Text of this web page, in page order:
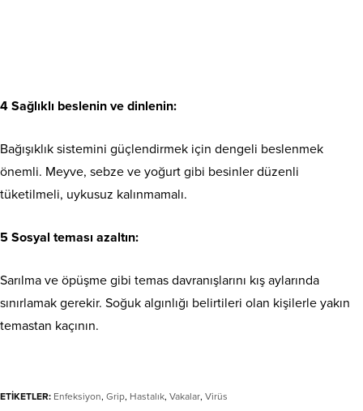
4 Sağlıklı beslenin ve dinlenin:
Bağışıklık sistemini güçlendirmek için dengeli beslenmek
önemli. Meyve, sebze ve yoğurt gibi besinler düzenli
tüketilmeli, uykusuz kalınmamalı.
5 Sosyal teması azaltın:
Sarılma ve öpüşme gibi temas davranışlarını kış aylarında
sınırlamak gerekir. Soğuk algınlığı belirtileri olan kişilerle yakın
temastan kaçının.
ETİKETLER: Enfeksiyon, Grip, Hastalık, Vakalar, Virüs